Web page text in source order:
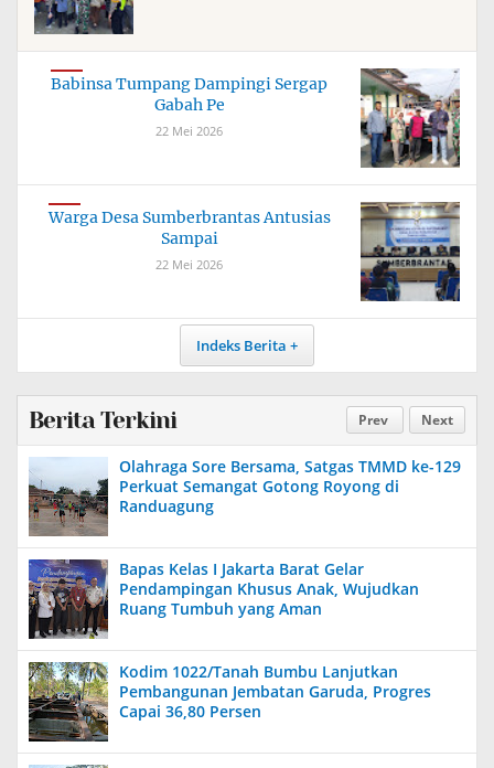
Babinsa Tumpang Dampingi Sergap
Gabah Pe
22 Mei 2026
Warga Desa Sumberbrantas Antusias
Sampai
22 Mei 2026
Indeks Berita
Prev Next
Berita Terkini
Olahraga Sore Bersama, Satgas TMMD ke-129
Perkuat Semangat Gotong Royong di
Randuagung
Bapas Kelas I Jakarta Barat Gelar
Pendampingan Khusus Anak, Wujudkan
Ruang Tumbuh yang Aman
Kodim 1022/Tanah Bumbu Lanjutkan
Pembangunan Jembatan Garuda, Progres
Capai 36,80 Persen